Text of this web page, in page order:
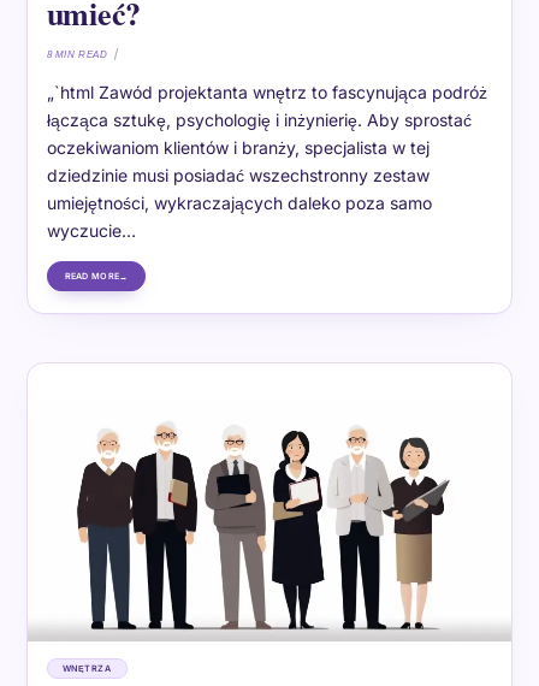
umieć?
8 MIN READ
„`html Zawód projektanta wnętrz to fascynująca podróż
łącząca sztukę, psychologię i inżynierię. Aby sprostać
oczekiwaniom klientów i branży, specjalista w tej
dziedzinie musi posiadać wszechstronny zestaw
umiejętności, wykraczających daleko poza samo
wyczucie…
READ MORE
WNĘTRZA